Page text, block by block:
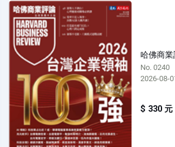
哈佛商
No. 0240
2026-08-
$ 330 元